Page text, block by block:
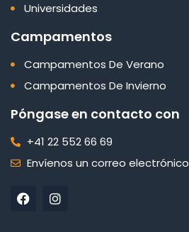
Universidades
Campamentos
Campamentos De Verano
Campamentos De Invierno
Póngase en contacto con
+41 22 552 66 69
Envíenos un correo electrónico
F
a
I
n